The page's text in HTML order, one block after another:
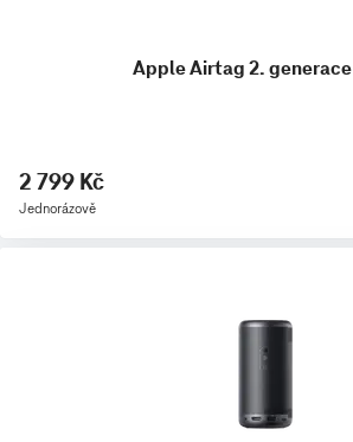
Apple Airtag 2.
2 799 Kč
Jednorázově